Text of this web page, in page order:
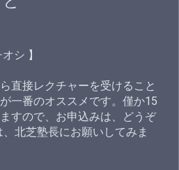
シ 】
直接レクチャーを受けること
一番のオススメです。僅か15
すので、お申込みは、どうぞ
北芝塾長にお願いしてみま